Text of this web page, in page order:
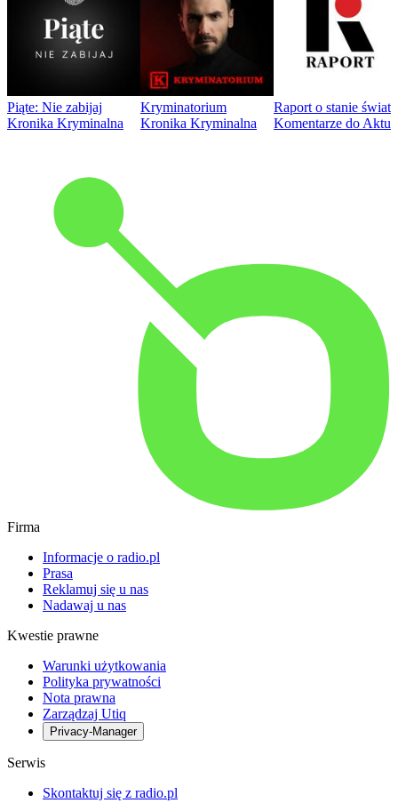
Piąte: Nie zabijaj
Kronika Kryminalna
Kryminatorium
Kronika Kryminalna
Raport o stanie
Komentarze do
Firma
Informacje o radio.pl
Prasa
Reklamuj się u nas
Nadawaj u nas
Kwestie prawne
Warunki użytkowania
Polityka prywatności
Nota prawna
Zarządzaj Utiq
Privacy-Manager
Serwis
Skontaktuj się z radio.pl